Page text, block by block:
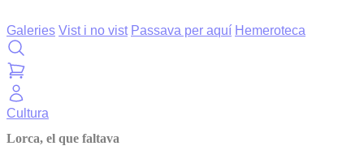
Galeries Vist i no vist Passava per aquí Hemeroteca
Cultura
Lorca, el que faltava